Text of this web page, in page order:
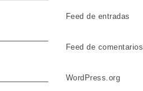
Feed de entradas
Feed de comentarios
WordPress.org